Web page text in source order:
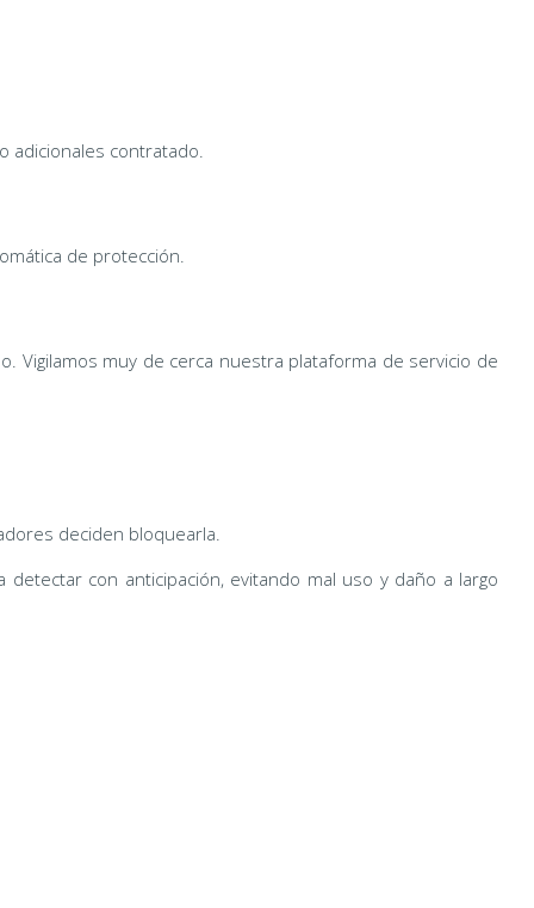
adicionales contratado.
de protección.
Vigilamos muy de cerca nuestra plataforma de servicio de
deciden bloquearla.
con anticipación, evitando mal uso y daño a largo